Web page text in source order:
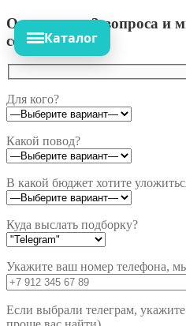
Ответьте на 3 вопроса и
сет!
Для кого?
Какой повод?
В какой бюджет хотите
Куда выслать подборку?
Укажите ваш номер телефона,
Если выбрали телеграм,
Каталог